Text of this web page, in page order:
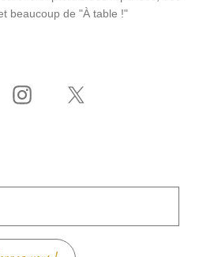
beaucoup de "À table !"